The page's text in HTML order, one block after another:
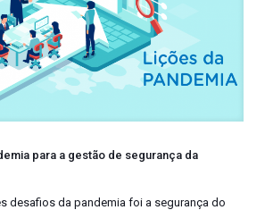
para a gestão de segurança da
desafios da pandemia foi a segurança do